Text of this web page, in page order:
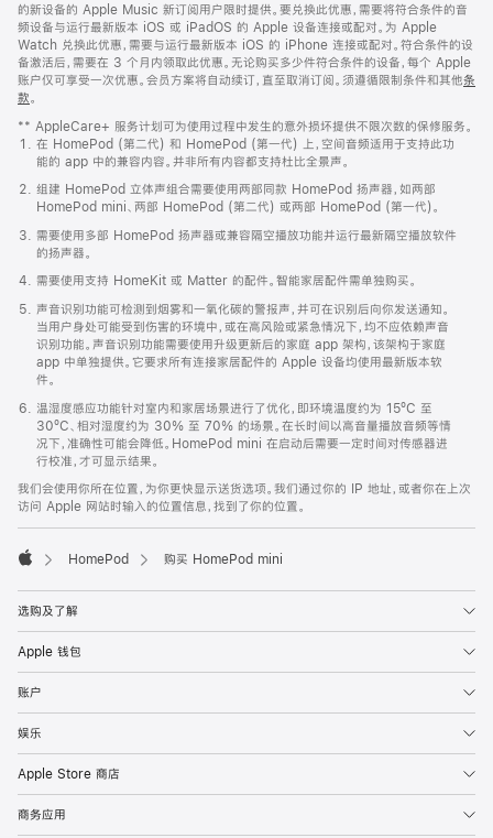
页
脚
的新设备的 Apple Music 新订阅用户限时提供。要兑换此优惠，需要将符合条件的音
频设备与运行最新版本 iOS 或 iPadOS 的 Apple 设备连接或配对。为 Apple
Watch 兑换此优惠，需要与运行最新版本 iOS 的 iPhone 连接或配对。符合条件的设
备激活后，需要在 3 个月内领取此优惠。无论购买多少件符合条件的设备，每个 Apple
账户仅可享受一次优惠。会员方案将自动续订，直至取消订阅。须遵循限制条件和其他条
款。
窗
口
中
打
开)
** AppleCare+ 服务计划可为使用过程中发生的意外损坏提供不限次数的保修服务。
在 HomePod (第二代) 和 HomePod (第一代) 上，空间音频适用于支持此功
能的 app 中的兼容内容。并非所有内容都支持杜比全景声。
组建 HomePod 立体声组合需要使用两部同款 HomePod 扬声器，如两部
HomePod mini、两部 HomePod (第二代) 或两部 HomePod (第一代)。
需要使用多部 HomePod 扬声器或兼容隔空播放功能并运行最新隔空播放软件
的扬声器。
需要使用支持 HomeKit 或 Matter 的配件。智能家居配件需单独购买。
声音识别功能可检测到烟雾和一氧化碳的警报声，并可在识别后向你发送通知。
当用户身处可能受到伤害的环境中，或在高风险或紧急情况下，均不应依赖声音
识别功能。声音识别功能需要使用升级更新后的家庭 app 架构，该架构于家庭
app 中单独提供。它要求所有连接家居配件的 Apple 设备均使用最新版本软
件。
温湿度感应功能针对室内和家居场景进行了优化，即环境温度约为 15ºC 至
30ºC、相对湿度约为 30% 至 70% 的场景。在长时间以高音量播放音频等情
况下，准确性可能会降低。HomePod mini 在启动后需要一定时间对传感器进
行校准，才可显示结果。
我们会使用你所在位置，为你更快显示送货选项。我们通过你的 IP 地址，或者你在上次
访问 Apple 网站时输入的位置信息，找到了你的位置。
HomePod 购买 HomePod mini
选购及了解
Apple 钱包
账户
娱乐
Apple Store 商店
商务应用